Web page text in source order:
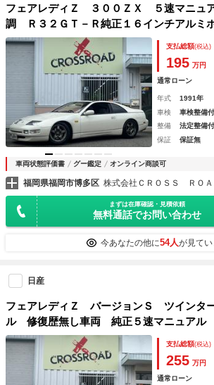
フェアレディＺ ３００ＺＸ ５速マニュ
調 Ｒ３２ＧＴ－Ｒ純正１６インチアルミ
ラー ＥＴＣ 社外ステアリング 社外デッ
支払総額(税込)
195 万円
通常ローン
年式 1991年
車検
車検整備付
整備
法定整備付
保証
保証無
車両状態評価書 グー鑑定 オンライン商談可
福岡県福岡市博多区 株式会社ＣＲＯＳＳ ＲＯＡ
まずは在庫確認・見積依頼
無料通話でお問い合わせ
今あなたの他に54人が見て
日産
フェアレディＺ バージョンＳ ツインタ
ル 修復歴無し車両 純正５速マニュアル
ルミホイール 純正マフラー 純正シート
ン フォグランプ
支払総額(税込)
255 万円
通常ローン